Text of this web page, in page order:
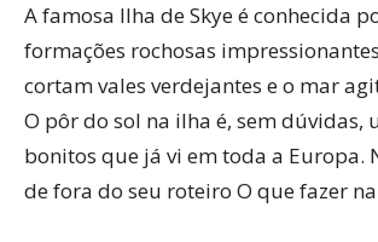
A famosa Ilha de Skye é conhecida
formações rochosas
cortam vales verdejantes e o mar
O pôr do sol na ilha é, sem dúvidas,
bonitos que já vi em toda a Europa.
de fora do seu roteiro O que fazer